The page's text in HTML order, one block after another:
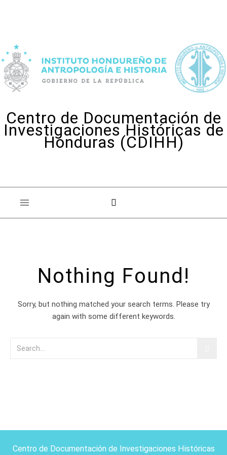
Centro de Documentación de
Investigaciones Históricas de
Honduras (CDIHH)
Nothing Found!
Sorry, but nothing matched your search terms. Please try
again with some different keywords.
Centro de Documentación de Investigaciones Históricas